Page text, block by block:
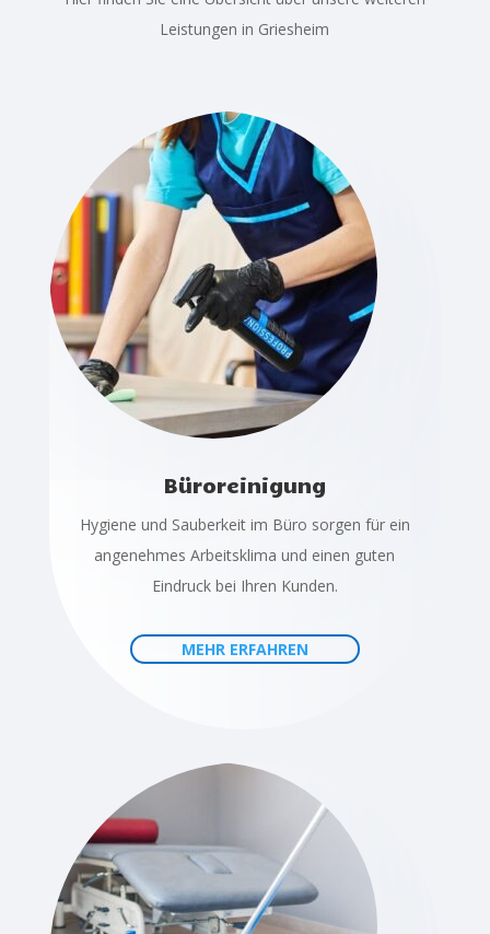
Leistungen in Griesheim
Büroreinigung
Hygiene und Sauberkeit im Büro sorgen für ein
angenehmes Arbeitsklima und einen guten
Eindruck bei Ihren Kunden.
MEHR ERFAHREN